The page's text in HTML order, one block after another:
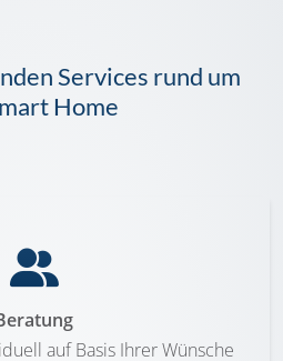
Services rund um
Home
auf Basis Ihrer Wünsche